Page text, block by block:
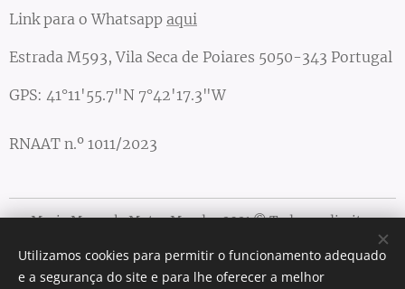
Link para o Whatsapp aqui
Estrada M593, Vila Seca de Poiares 5050-343 Portugal
GPS: 41°11'55.7"N 7°42'17.3"W
RNAAT n.º 1011/2023
Maria Manuela Matos Mendes 2021 © Todos os direitos
Cookies
Utilizamos cookies para permitir o funcionamento adequado
e a segurança do site e para lhe oferecer a melhor